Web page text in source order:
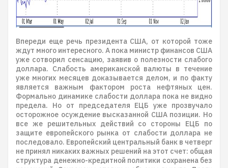
Впереди еще речь президента США, от которой тоже
ждут много интересного. А пока министр финансов США
уже сотворил сенсацию, заявив о полезности слабого
доллара. Слабость американской валюты в течение
уже многих месяцев доказывается делом, и по факту
является важным фактором роста нефтяных цен.
Формально динамике слабости доллара пока не видно
предела. Но от председателя ЕЦБ уже прозвучало
осторожное осуждение высказанной США позиции. Но
все же решительных действий со стороны ЕЦБ по
защите европейского рынка от слабости доллара не
последовало. Европейский центральный банк в четверг
не принял никаких важных решений на этот счет: общая
структура денежно-кредитной политики сохранена без